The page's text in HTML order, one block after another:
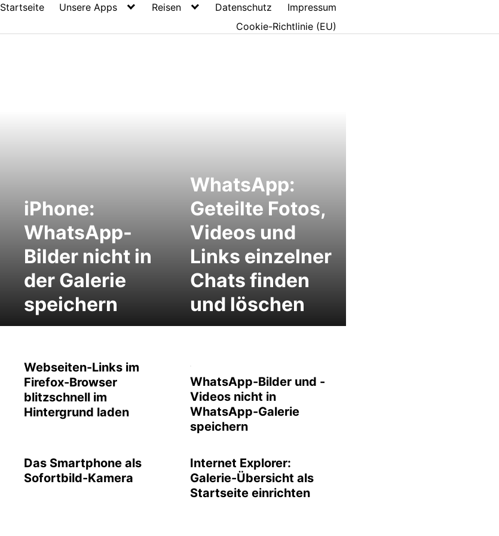
Startseite Unsere Apps Reisen Datenschutz
Impressum
Cookie-Richtlinie (EU)
iPhone:
WhatsApp-
Bilder nicht in
der Galerie
speichern
WhatsApp:
Geteilte Fotos,
Videos und
Links einzelner
Chats finden
und löschen
Webseiten-Links im
Firefox-Browser
blitzschnell im
Hintergrund laden
WhatsApp-Bilder und -
Videos nicht in
WhatsApp-Galerie
speichern
Das Smartphone als
Sofortbild-Kamera
Internet Explorer:
Galerie-Übersicht als
Startseite einrichten